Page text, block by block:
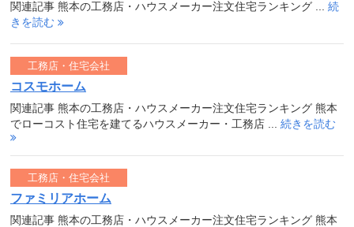
関連記事 熊本の工務店・ハウスメーカー注文住宅ランキング ... 続
きを読む
コスモホーム
関連記事 熊本の工務店・ハウスメーカー注文住宅ランキング 熊本
でローコスト住宅を建てるハウスメーカー・工務店 ... 続きを読む
工務店・住宅会社
ファミリアホーム
関連記事 熊本の工務店・ハウスメーカー注文住宅ランキング 熊本
工務店・住宅会社